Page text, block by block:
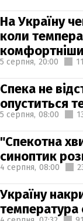
На Україну
коли
5 серпня, 20:00
Спека не
опуститься
5 серпня, 08:00
"Спекотна
синоптик
4 серпня, 08:00
Україну
температура